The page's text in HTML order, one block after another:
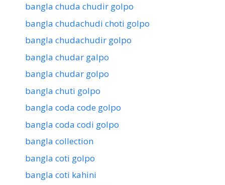
bangla chuda chudir golpo
bangla chudachudi choti golpo
bangla chudachudir golpo
bangla chudar galpo
bangla chudar golpo
bangla chuti golpo
bangla coda code golpo
bangla coda codi golpo
bangla collection
bangla coti golpo
bangla coti kahini